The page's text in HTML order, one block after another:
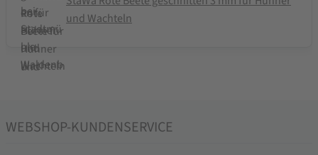
und Wachteln
WEBSHOP-KUNDENSERVICE